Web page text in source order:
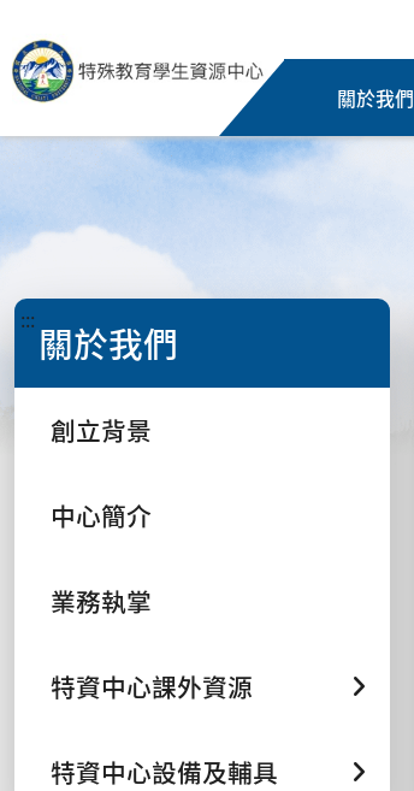
關於我們
::: 關於我們
創立背景
中心簡介
業務執掌
特資中心課外資源
特資中心設備及輔具